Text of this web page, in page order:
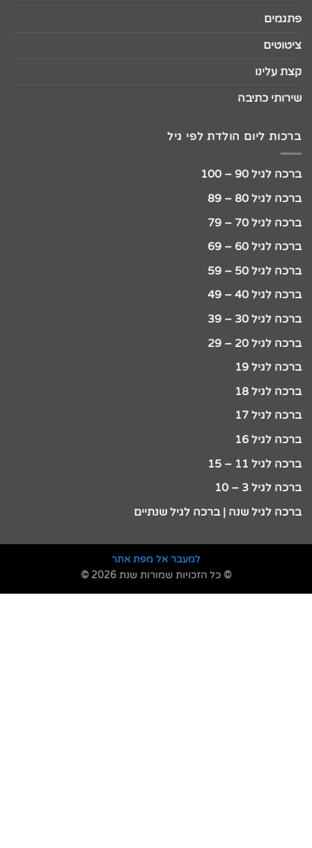
פתגמים
ציטוטים
קצת עלינו
שירותי כתיבה
ברכות ליום הולדת לפי גיל
ברכה לגיל 90 – 100
ברכה לגיל 80 – 89
ברכה לגיל 70 – 79
ברכה לגיל 60 – 69
ברכה לגיל 50 – 59
ברכה לגיל 40 – 49
ברכה לגיל 30 – 39
ברכה לגיל 20 – 29
ברכה לגיל 19
ברכה לגיל 18
ברכה לגיל 17
ברכה לגיל 16
ברכה לגיל 11 – 15
ברכה לגיל 3 – 10
ברכה לגיל שנה | ברכה לגיל שנתיים
למעבר אל מפת אתר
© כל הזכויות שמורות שנת 2026 ©